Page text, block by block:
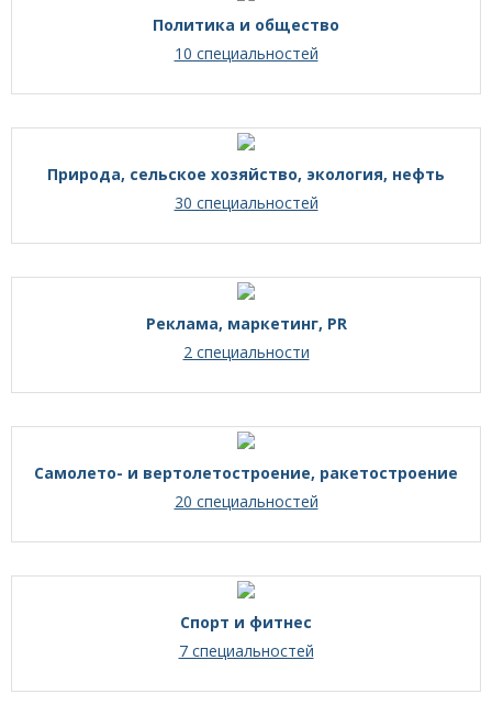
Политика и общество
10 специальностей
Природа, сельское хозяйство, экология, нефть
30 специальностей
Реклама, маркетинг, PR
2 специальности
Самолето- и вертолетостроение, ракетостроение
20 специальностей
Спорт и фитнес
7 специальностей